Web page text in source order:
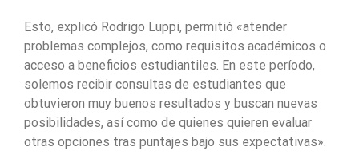
Esto, explicó Rodrigo Luppi, permitió «atender
problemas complejos, como requisitos académicos o
acceso a beneficios estudiantiles. En este período,
solemos recibir consultas de estudiantes que
obtuvieron muy buenos resultados y buscan nuevas
posibilidades, así como de quienes quieren evaluar
otras opciones tras puntajes bajo sus expectativas».